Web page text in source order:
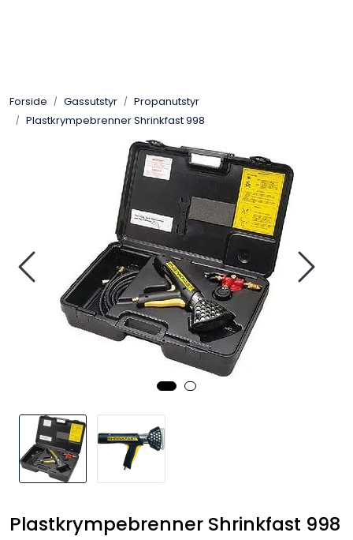
Forside Gassutstyr
Propanutstyr
Plastkrympebrenner Shrinkfast 998
Plastkrympebrenner Shrinkfast 998
Pakning
Verneutstyr
Industriprodukter